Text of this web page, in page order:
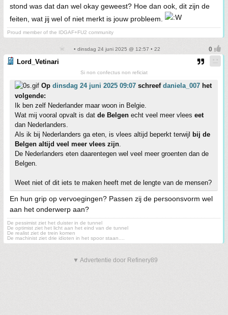
stond was dat dan wel okay geweest? Hoe dan ook, dit zijn de
feiten, wat jij wel of niet merkt is jouw probleem.
Proud member of the IDGAF+FU2 community
• dinsdag 24 juni 2025 @ 12:57 • 22
Lord_Vetinari
Si non confectus non reficiat
Op dinsdag 24 juni 2025 09:07 schreef daniela_007 het
volgende:
Ik ben zelf Nederlander maar woon in Belgie.
Wat mij vooral opvalt is dat de Belgen echt veel meer vlees eet
dan Nederlanders.
Als ik bij Nederlanders ga eten, is vlees altijd beperkt terwijl
bij de
Belgen altijd veel meer vlees zijn.
De Nederlanders eten daarentegen wel veel meer groenten dan de
Belgen.
Weet niet of dit iets te maken heeft met de lengte van de mensen?
En hun grip op vervoegingen? Passen zij de persoonsvorm wel
aan het onderwerp aan?
De pessimist ziet het duister in de tunnel
De optimist ziet het licht aan het eind van de tunnel
De realist ziet de trein komen
De machinist ziet drie idioten in het spoor staan....
▼ Advertentie door Refinery89